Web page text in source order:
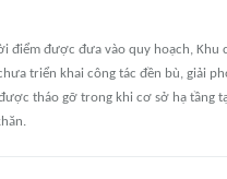
điểm được đưa vào quy hoạch, Khu
triển khai công tác đền bù, giải
tháo gỡ trong khi cơ sở hạ tầng